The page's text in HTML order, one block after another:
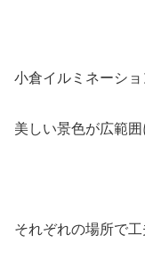
小倉イルミネーショ
美しい景色が広範
それぞれの場所で